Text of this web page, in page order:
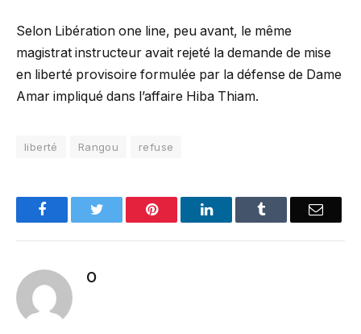
Selon Libération one line, peu avant, le même
magistrat instructeur avait rejeté la demande de mise
en liberté provisoire formulée par la défense de Dame
Amar impliqué dans l’affaire Hiba Thiam.
liberté Rangou refuse
FacebookTwitter Pinterest LinkedInTumblr Email
O